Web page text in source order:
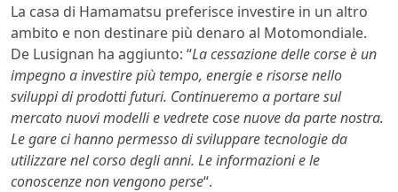
La casa di Hamamatsu preferisce investire in un altro
ambito e non destinare più denaro al Motomondiale.
De Lusignan ha aggiunto: “La cessazione delle corse è un
impegno a investire più tempo, energie e risorse nello
sviluppi di prodotti futuri. Continueremo a portare sul
mercato nuovi modelli e vedrete cose nuove da parte nostra.
Le gare ci hanno permesso di sviluppare tecnologie da
utilizzare nel corso degli anni. Le informazioni e le
conoscenze non vengono perse“.